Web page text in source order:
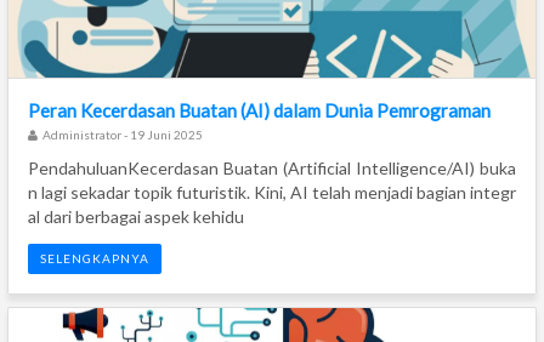
Peran Kecerdasan Buatan (AI) dalam Dunia Pemrograman
Administrator - 19 Juni 2025
PendahuluanKecerdasan Buatan (Artificial Intelligence/AI) buka
n lagi sekadar topik futuristik. Kini, AI telah menjadi bagian integr
al dari berbagai aspek kehidu
SELENGKAPNYA